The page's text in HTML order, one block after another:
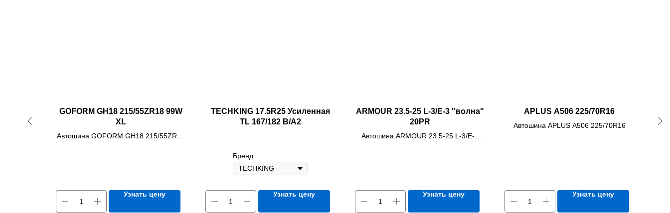
GOFORM GH18 215/55ZR18 99W
XL
Автошина GOFORM GH18 215/55ZR18
Узнать цену
TECHKING 17.5R25 Усиленная
TL 167/182 B/A2
Бренд
Узнать цену
ARMOUR 23.5-25 L-3/E-3 "волна"
20PR
Автошина ARMOUR 23.5-25 L-3/E-3
Узнать цену
APLUS A506 225/70R16
Автошина APLUS A506 225/70R16
Узнать цену